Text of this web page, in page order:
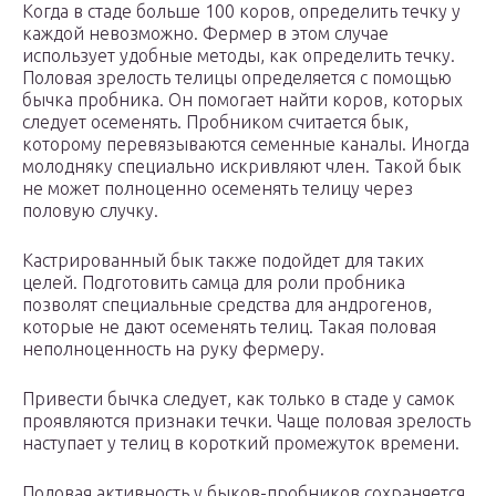
Когда в стаде больше 100 коров, определить течку у
каждой невозможно. Фермер в этом случае
использует удобные методы, как определить течку.
Половая зрелость телицы определяется с помощью
бычка пробника. Он помогает найти коров, которых
следует осеменять. Пробником считается бык,
которому перевязываются семенные каналы. Иногда
молодняку специально искривляют член. Такой бык
не может полноценно осеменять телицу через
половую случку.
Кастрированный бык также подойдет для таких
целей. Подготовить самца для роли пробника
позволят специальные средства для андрогенов,
которые не дают осеменять телиц. Такая половая
неполноценность на руку фермеру.
Привести бычка следует, как только в стаде у самок
проявляются признаки течки. Чаще половая зрелость
наступает у телиц в короткий промежуток времени.